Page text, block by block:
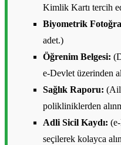
Kimlik Kartı tercih
Biyometrik
adet.)
Öğrenim Belgesi:
e-Devlet üzerinden
Sağlık Raporu:
polikliniklerden
Adli Sicil Kaydı:
seçilerek kolayca